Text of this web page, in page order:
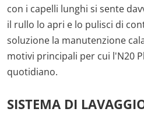
con i capelli lunghi si sente
il rullo lo apri e lo pulisci di
soluzione la manutenzione
motivi principali per cui l'N20
quotidiano.
SISTEMA DI